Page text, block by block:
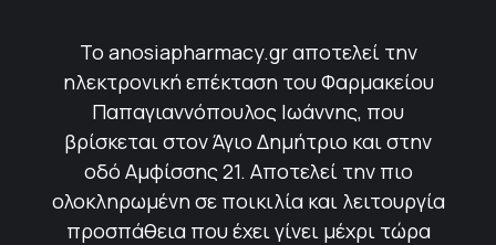
Το anosiapharmacy.gr αποτελεί την
ηλεκτρονική επέκταση του Φαρμακείου
Παπαγιαννόπουλος Ιωάννης, που
βρίσκεται στον Άγιο Δημήτριο και στην
οδό Αμφίσσης 21. Αποτελεί την πιο
ολοκληρωμένη σε ποικιλία και λειτουργία
προσπάθεια που έχει γίνει μέχρι τώρα